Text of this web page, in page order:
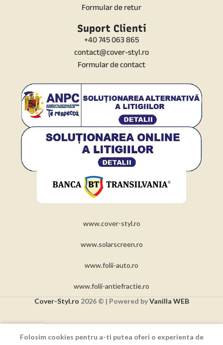
Formular de retur
Suport Clienti
+40 745 063 865
contact@cover-styl.ro
Formular de contact
www.cover-styl.ro
www.solarscreen.ro
www.folii-auto.ro
www.folii-antiefractie.ro
Cover-Styl.ro 2026 © | Powered byVanilla WEB
Folosim cookies pentru a-ti putea oferi o experienta de